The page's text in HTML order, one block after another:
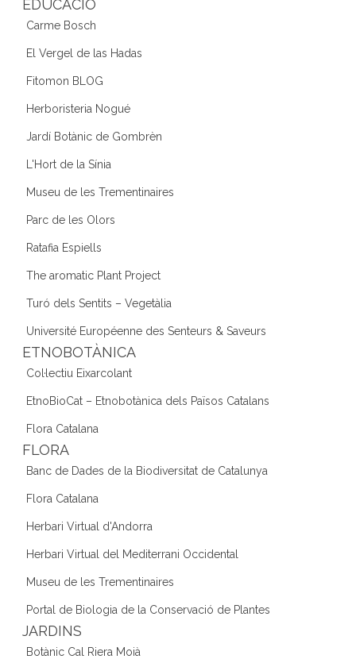
EDUCACIÓ
Carme Bosch
El Vergel de las Hadas
Fitomon BLOG
Herboristeria Nogué
Jardí Botànic de Gombrèn
L'Hort de la Sínia
Museu de les Trementinaires
Parc de les Olors
Ratafia Espiells
The aromatic Plant Project
Turó dels Sentits – Vegetàlia
Université Européenne des Senteurs & Saveurs
ETNOBOTÀNICA
Col·lectiu Eixarcolant
EtnoBioCat – Etnobotànica dels Països Catalans
Flora Catalana
FLORA
Banc de Dades de la Biodiversitat de Catalunya
Flora Catalana
Herbari Virtual d'Andorra
Herbari Virtual del Mediterrani Occidental
Museu de les Trementinaires
Portal de Biologia de la Conservació de Plantes
JARDINS
Botànic Cal Riera Moià